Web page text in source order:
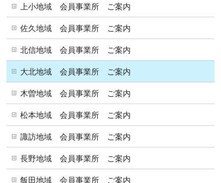
上小地域 会員事業所 ご案内
佐久地域 会員事業所 ご案内
北信地域 会員事業所 ご案内
大北地域 会員事業所 ご案内
木曽地域 会員事業所 ご案内
松本地域 会員事業所 ご案内
諏訪地域 会員事業所 ご案内
長野地域 会員事業所 ご案内
飯田地域 会員事業所 ご案内